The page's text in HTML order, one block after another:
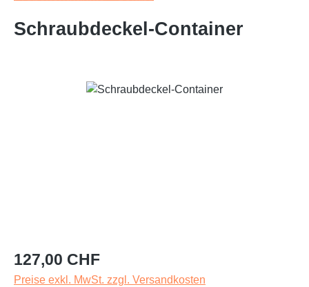
Schraubdeckel-Container
Bildergalerie überspringen
Regulärer Preis:
127,00 CHF
Preise exkl. MwSt. zzgl. Versandkosten